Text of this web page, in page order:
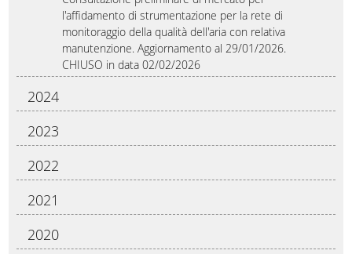
l'affidamento di strumentazione per la rete di
monitoraggio della qualità dell'aria con relativa
manutenzione. Aggiornamento al 29/01/2026.
CHIUSO in data 02/02/2026
2024
2023
2022
2021
2020